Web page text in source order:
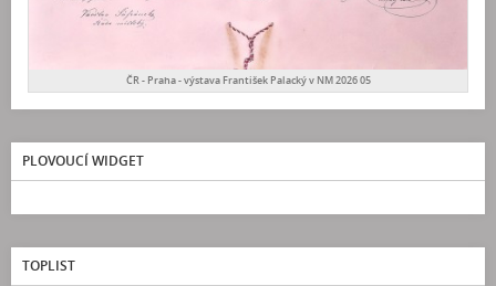
ČR - Praha - výstava František Palacký v NM 2026 05
PLOVOUCÍ WIDGET
TOPLIST